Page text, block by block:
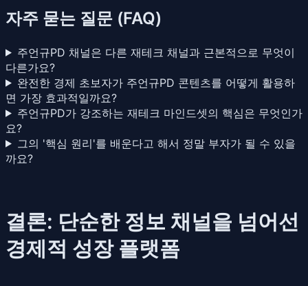
자주 묻는 질문 (FAQ)
주언규PD 채널은 다른 재테크 채널과 근본적으로 무엇이
다른가요?
완전한 경제 초보자가 주언규PD 콘텐츠를 어떻게 활용하
면 가장 효과적일까요?
주언규PD가 강조하는 재테크 마인드셋의 핵심은 무엇인가
요?
그의 '핵심 원리'를 배운다고 해서 정말 부자가 될 수 있을
까요?
결론: 단순한 정보 채널을 넘어선
경제적 성장 플랫폼